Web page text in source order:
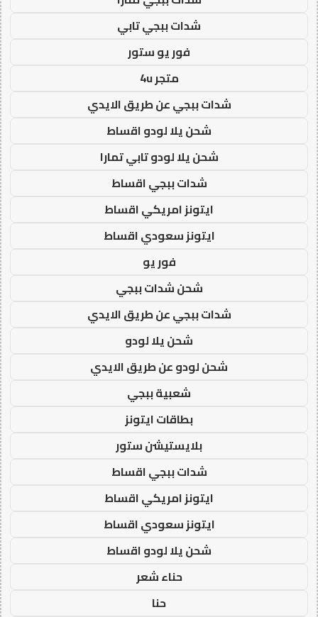
شدات ببجي تابي
فور يو ستور
متجر 4u
شدات ببجي عن طريق الايدي
شحن يلا لودو اقساط
شحن يلا لودو تابي تمارا
شدات ببجي اقساط
ايتونز امريكي اقساط
ايتونز سعودي اقساط
فور يو
شحن شدات ببجي
شدات ببجي عن طريق الايدي
شحن يلا لودو
شحن لودو عن طريق الايدي
شعبية ببجي
بطاقات ايتونز
بلايستيشن ستور
شدات ببجي اقساط
ايتونز امريكي اقساط
ايتونز سعودي اقساط
شحن يلا لودو اقساط
حناء شعر
حنا